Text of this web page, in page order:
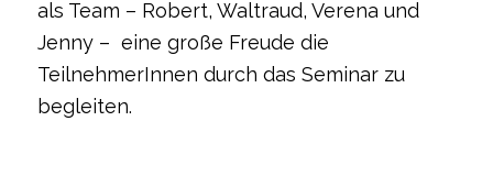
als Team – Robert, Waltraud, Verena und
Jenny – eine große Freude die
TeilnehmerInnen durch das Seminar zu
begleiten.